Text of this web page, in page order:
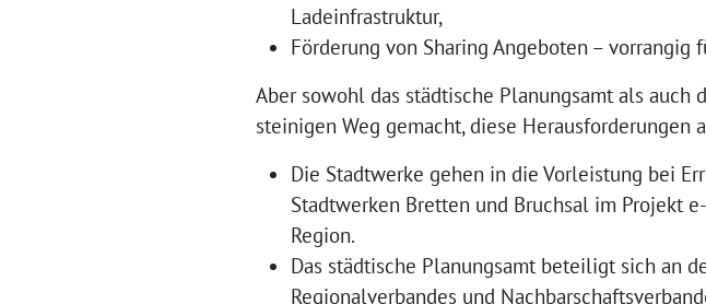
Ladeinfrastruktur,
Förderung von Sharing Angeboten – vorrangig
Aber sowohl das städtische Planungsamt als
steinigen Weg gemacht, diese Herausforderungen
Die Stadtwerke gehen in die Vorleistung bei
Stadtwerken Bretten und Bruchsal im Projekt
Region.
Das städtische Planungsamt beteiligt sich an
Regionalverbandes und